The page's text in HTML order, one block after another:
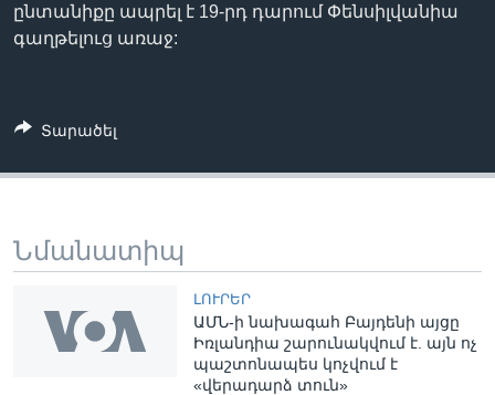
ընտանիքը ապրել է 19-րդ դարում Փենսիլվանիա
գաղթելուց առաջ:
Տարածել
Նմանատիպ
ԼՈՒՐԵՐ
ԱՄՆ-ի նախագահ Բայդենի այցը
Իռլանդիա շարունակվում է. այն ոչ
պաշտոնապես կոչվում է
«վերադարձ տուն»